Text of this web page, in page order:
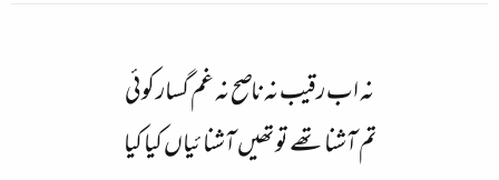
نہ اب رقیب نہ ناصح نہ غم گسار کوئی
تم آشنا تھے تو تھیں آشنائیاں کیا کیا